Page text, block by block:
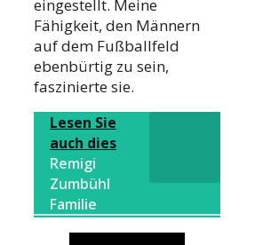
eingestellt. Meine
Fähigkeit, den Männern
auf dem Fußballfeld
ebenbürtig zu sein,
faszinierte sie.
Lesen Sie
auch dies
Remigi
Zumbühl
Familie